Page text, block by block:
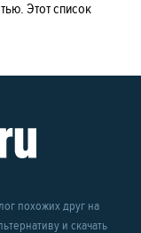
Этот список
похожих друг на
и скачать